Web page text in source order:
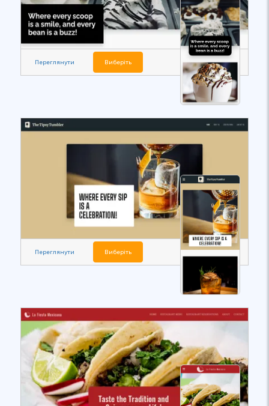
Переглянути Виберіть
Переглянути Виберіть